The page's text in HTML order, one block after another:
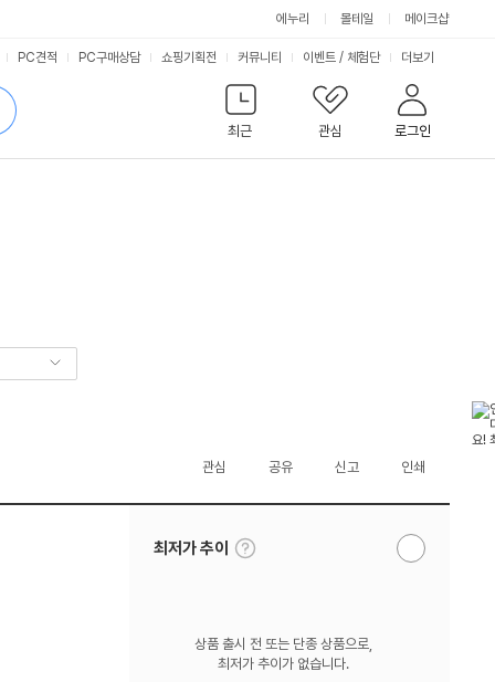
에누리 몰테일 메이크샵
최근
관심 로그인
PC견적 PC구매상담 쇼핑기획전 커뮤니티 이벤트 / 체험단 서
비
스
더보기
관심 공유 신고 인쇄
최저가 추이
툴
팁
알
상품 출시 전 또는 단종 상품으로,
최저가 추이가 없습니다.